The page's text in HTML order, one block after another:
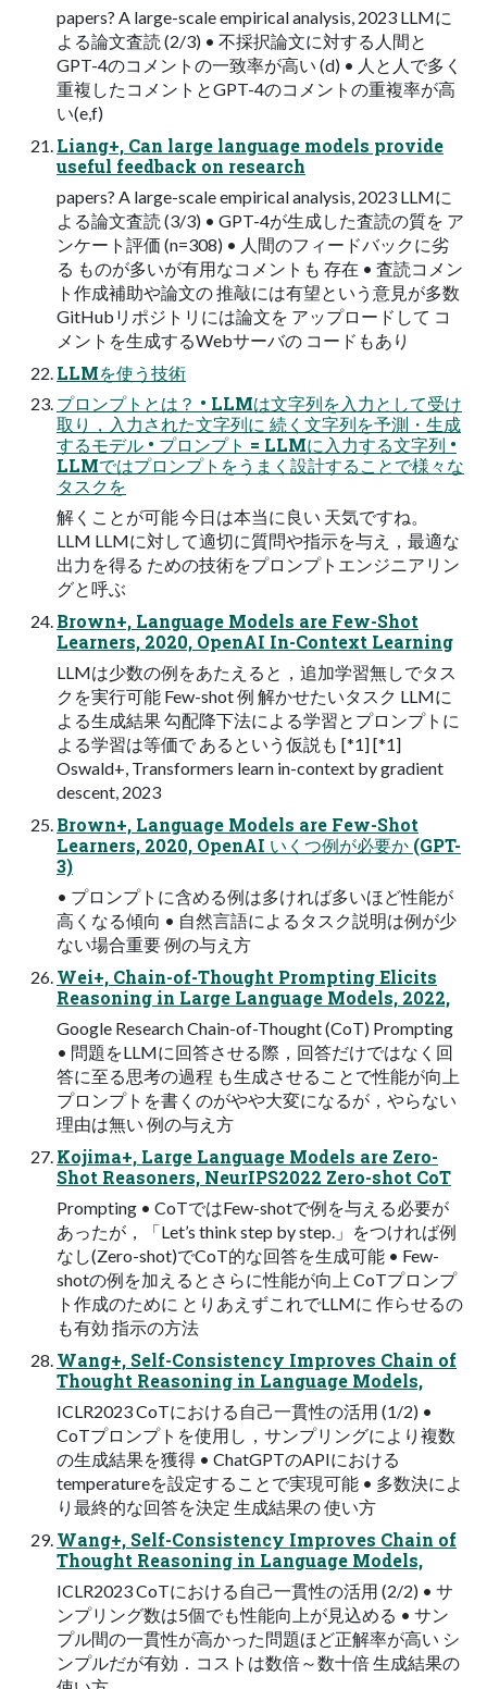
papers? A large-scale empirical analysis, 2023 LLMに
よる論文査読 (2/3) • 不採択論文に対する人間と
GPT-4のコメントの一致率が高い (d) • 人と人で多く
重複したコメントとGPT-4のコメントの重複率が高
い(e,f)
Liang+, Can large language models provide
useful feedback on research
papers? A large-scale empirical analysis, 2023 LLMに
よる論文査読 (3/3) • GPT-4が生成した査読の質を ア
ンケート評価 (n=308) • 人間のフィードバックに劣
る ものが多いが有用なコメントも 存在 • 査読コメン
ト作成補助や論文の 推敲には有望という意見が多数
GitHubリポジトリには論文を アップロードして コ
メントを生成するWebサーバの コードもあり
LLMを使う技術
プロンプトとは？ • LLMは文字列を入力として受け
取り，入力された文字列に 続く文字列を予測・生成
するモデル • プロンプト = LLMに入力する文字列 •
LLMではプロンプトをうまく設計することで様々な
タスクを
解くことが可能 今日は本当に良い 天気ですね。
LLM LLMに対して適切に質問や指示を与え，最適な
出力を得る ための技術をプロンプトエンジニアリン
グと呼ぶ
Brown+, Language Models are Few-Shot
Learners, 2020, OpenAI In-Context Learning
LLMは少数の例をあたえると，追加学習無しでタス
クを実行可能 Few-shot 例 解かせたいタスク LLMに
よる生成結果 勾配降下法による学習とプロンプトに
よる学習は等価で あるという仮説も [*1] [*1]
Oswald+, Transformers learn in-context by gradient
descent, 2023
Brown+, Language Models are Few-Shot
Learners, 2020, OpenAI いくつ例が必要か (GPT-
3)
• プロンプトに含める例は多ければ多いほど性能が
高くなる傾向 • 自然言語によるタスク説明は例が少
ない場合重要 例の与え方
Wei+, Chain-of-Thought Prompting Elicits
Reasoning in Large Language Models, 2022,
Google Research Chain-of-Thought (CoT) Prompting
• 問題をLLMに回答させる際，回答だけではなく回
答に至る思考の過程 も生成させることで性能が向上
プロンプトを書くのがやや大変になるが，やらない
理由は無い 例の与え方
Kojima+, Large Language Models are Zero-
Shot Reasoners, NeurIPS2022 Zero-shot CoT
Prompting • CoTではFew-shotで例を与える必要が
あったが，「Let’s think step by step.」をつければ例
なし(Zero-shot)でCoT的な回答を生成可能 • Few-
shotの例を加えるとさらに性能が向上 CoTプロンプ
ト作成のために とりあえずこれでLLMに 作らせるの
も有効 指示の方法
Wang+, Self-Consistency Improves Chain of
Thought Reasoning in Language Models,
ICLR2023 CoTにおける自己一貫性の活用 (1/2) •
CoTプロンプトを使用し，サンプリングにより複数
の生成結果を獲得 • ChatGPTのAPIにおける
temperatureを設定することで実現可能 • 多数決によ
り最終的な回答を決定 生成結果の 使い方
Wang+, Self-Consistency Improves Chain of
Thought Reasoning in Language Models,
ICLR2023 CoTにおける自己一貫性の活用 (2/2) • サ
ンプリング数は5個でも性能向上が見込める • サン
プル間の一貫性が高かった問題ほど正解率が高い シ
ンプルだが有効．コストは数倍～数十倍 生成結果の